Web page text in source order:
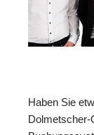
Haben Sie
Dolmetscher-